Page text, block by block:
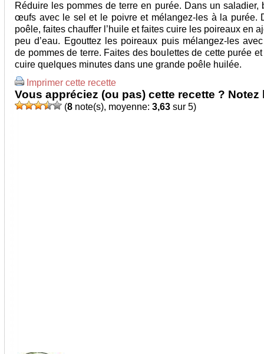
Réduire les pommes de terre en purée. Dans un saladier,
œufs avec le sel et le poivre et mélangez-les à la purée.
poêle, faites chauffer l’huile et faites cuire les poireaux en
peu d’eau. Egouttez les poireaux puis mélangez-les
de pommes de terre. Faites des boulettes de cette purée
cuire quelques minutes dans une grande poêle huilée.
Imprimer cette recette
Vous appréciez (ou pas) cette recette ? Notez
(8 note(s), moyenne: 3,63 sur 5)